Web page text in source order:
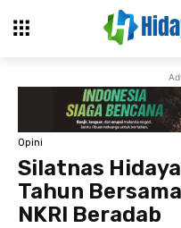
Opini
Silatnas
Tahun
NKRI Beradab